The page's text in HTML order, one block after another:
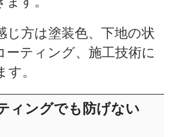
じ方は塗装色、下地の状
ーティング、施工技術に
。
ィングでも防げない